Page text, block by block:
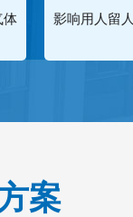
体 影响用人留人
案